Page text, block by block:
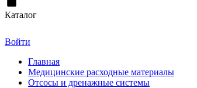
Каталог
Войти
Главная
Медицинские расходные материалы
Отсосы и дренажные системы